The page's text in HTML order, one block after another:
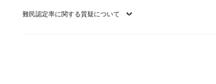
難民認定率に関する質疑について